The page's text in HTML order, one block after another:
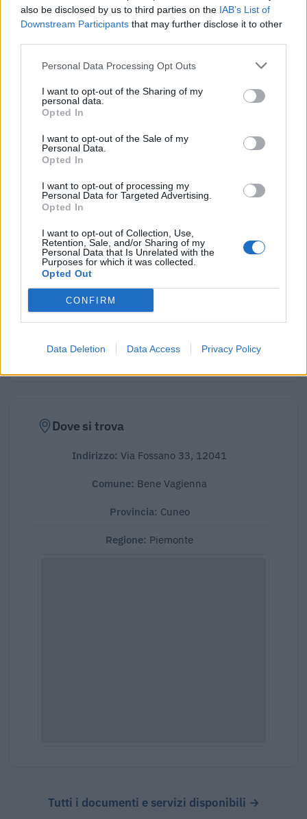
also be disclosed by us to third parties on the IAB’s List of
Downstream Participants that may further disclose it to other
Personal Data Processing Opt Outs
I want to opt-out of the Sharing of my
personal data.
Opted In
I want to opt-out of the Sale of my
Personal Data.
Opted In
I want to opt-out of processing my
Personal Data for Targeted Advertising.
Opted In
I want to opt-out of Collection, Use,
Retention, Sale, and/or Sharing of my
Personal Data that Is Unrelated with the
Purposes for which it was collected.
Opted Out
CONFIRM
Data Deletion Data Access Privacy Policy
sul gestionale Esolver
Ciclo di programmazione 2007-2013
(0167000211) Linea innovativa per la
Box Food?
Ciclo di programmazione 2007-2013
Fonte:OpenCoesione (Open Data, licenza CC BY 4.0). Ogni progetto e'
verificabile sul portale OpenCoesione. Dati aggiornati al 2026-08-09.
Confronto di settore
Il fatturato di Alfa Omega S.p.a. Fallimento N. 4/2020
2.871.213 euro
dello stesso settore in provincia di CN (
calcolata su 188 imprese.
divisione ATECO e provincia.
Dove si trova
Indirizzo: Via Fossano 33, 12041
Comune: Bene Vagienna
Provincia: Cuneo
Regione: Piemonte
Tutti i documenti e servizi disponibili →